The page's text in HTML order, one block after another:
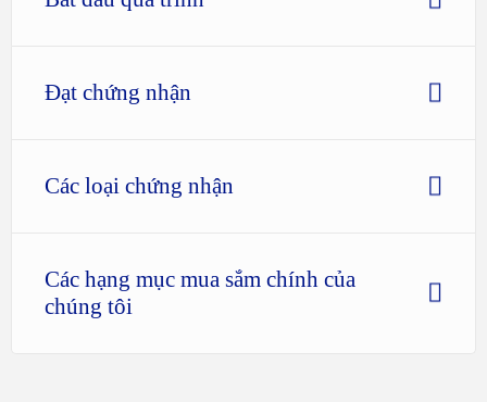
Đạt chứng nhận
Các loại chứng nhận
Các hạng mục mua sắm chính của
chúng tôi